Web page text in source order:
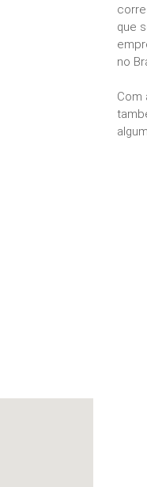
que
no
Com